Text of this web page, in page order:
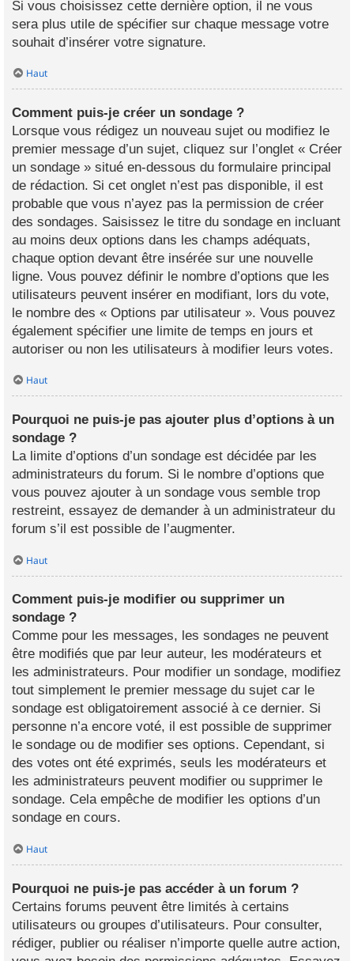
Si vous choisissez cette dernière option, il ne vous
sera plus utile de spécifier sur chaque message votre
souhait d’insérer votre signature.
Haut
Comment puis-je créer un sondage ?
Lorsque vous rédigez un nouveau sujet ou modifiez le
premier message d’un sujet, cliquez sur l’onglet « Créer
un sondage » situé en-dessous du formulaire principal
de rédaction. Si cet onglet n’est pas disponible, il est
probable que vous n’ayez pas la permission de créer
des sondages. Saisissez le titre du sondage en incluant
au moins deux options dans les champs adéquats,
chaque option devant être insérée sur une nouvelle
ligne. Vous pouvez définir le nombre d’options que les
utilisateurs peuvent insérer en modifiant, lors du vote,
le nombre des « Options par utilisateur ». Vous pouvez
également spécifier une limite de temps en jours et
autoriser ou non les utilisateurs à modifier leurs votes.
Haut
Pourquoi ne puis-je pas ajouter plus d’options à un
sondage ?
La limite d’options d’un sondage est décidée par les
administrateurs du forum. Si le nombre d’options que
vous pouvez ajouter à un sondage vous semble trop
restreint, essayez de demander à un administrateur du
forum s’il est possible de l’augmenter.
Haut
Comment puis-je modifier ou supprimer un
sondage ?
Comme pour les messages, les sondages ne peuvent
être modifiés que par leur auteur, les modérateurs et
les administrateurs. Pour modifier un sondage, modifiez
tout simplement le premier message du sujet car le
sondage est obligatoirement associé à ce dernier. Si
personne n’a encore voté, il est possible de supprimer
le sondage ou de modifier ses options. Cependant, si
des votes ont été exprimés, seuls les modérateurs et
les administrateurs peuvent modifier ou supprimer le
sondage. Cela empêche de modifier les options d’un
sondage en cours.
Haut
Pourquoi ne puis-je pas accéder à un forum ?
Certains forums peuvent être limités à certains
utilisateurs ou groupes d’utilisateurs. Pour consulter,
rédiger, publier ou réaliser n’importe quelle autre action,